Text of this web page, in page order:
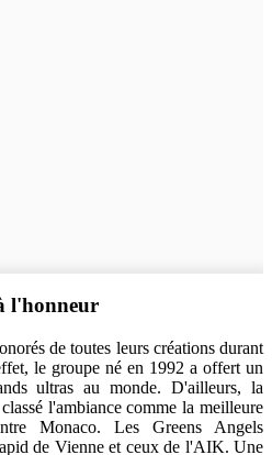
l'honneur
de toutes leurs créations durant
le groupe né en 1992 a offert un
ultras au monde. D'ailleurs, la
l'ambiance comme la meilleure
Monaco. Les Greens Angels
de Vienne et ceux de l'AIK. Une